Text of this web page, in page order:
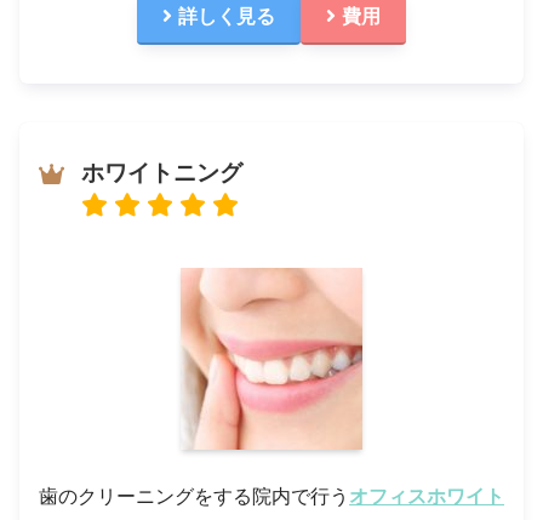
詳しく見る 費用
ホワイトニング
歯のクリーニングをする院内で行う オフィスホワイト